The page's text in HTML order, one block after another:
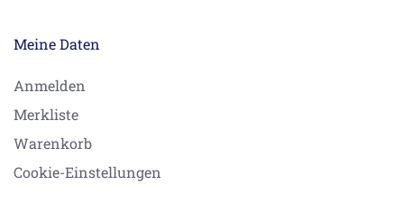
Meine Daten
Anmelden
Merkliste
Warenkorb
Cookie-Einstellungen